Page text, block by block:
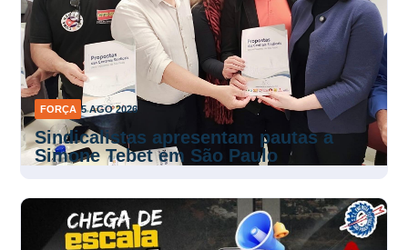
FORÇA 5 AGO 2026
Sindicalistas apresentam pautas a
Simone Tebet em São Paulo